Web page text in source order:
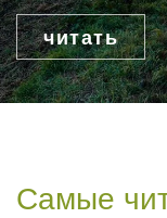
читать
Самые